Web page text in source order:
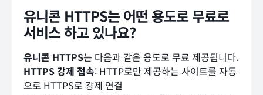
유니콘 HTTPS는 어떤 용도로 무료로
서비스 하고 있나요?
유니콘 HTTPS는 다음과 같은 용도로 무료 제공됩니다.
HTTPS 강제 접속: HTTP로만 제공하는 사이트를 자동
으로 HTTPS로 강제 연결